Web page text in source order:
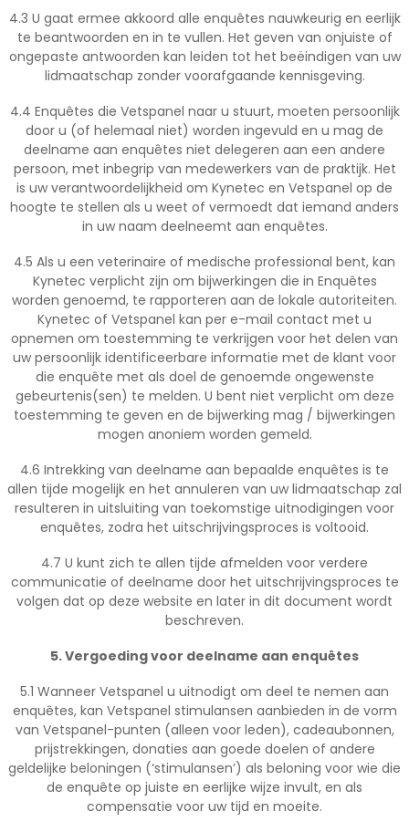
4.3 U gaat ermee akkoord alle enquêtes nauwkeurig en eerlijk
te beantwoorden en in te vullen. Het geven van onjuiste of
ongepaste antwoorden kan leiden tot het beëindigen van uw
lidmaatschap zonder voorafgaande kennisgeving.
4.4 Enquêtes die Vetspanel naar u stuurt, moeten persoonlijk
door u (of helemaal niet) worden ingevuld en u mag de
deelname aan enquêtes niet delegeren aan een andere
persoon, met inbegrip van medewerkers van de praktijk. Het
is uw verantwoordelijkheid om Kynetec en Vetspanel op de
hoogte te stellen als u weet of vermoedt dat iemand anders
in uw naam deelneemt aan enquêtes.
4.5 Als u een veterinaire of medische professional bent, kan
Kynetec verplicht zijn om bijwerkingen die in Enquêtes
worden genoemd, te rapporteren aan de lokale autoriteiten.
Kynetec of Vetspanel kan per e-mail contact met u
opnemen om toestemming te verkrijgen voor het delen van
uw persoonlijk identificeerbare informatie met de klant voor
die enquête met als doel de genoemde ongewenste
gebeurtenis(sen) te melden. U bent niet verplicht om deze
toestemming te geven en de bijwerking mag / bijwerkingen
mogen anoniem worden gemeld.
4.6 Intrekking van deelname aan bepaalde enquêtes is te
allen tijde mogelijk en het annuleren van uw lidmaatschap zal
resulteren in uitsluiting van toekomstige uitnodigingen voor
enquêtes, zodra het uitschrijvingsproces is voltooid.
4.7 U kunt zich te allen tijde afmelden voor verdere
communicatie of deelname door het uitschrijvingsproces te
volgen dat op deze website en later in dit document wordt
beschreven.
5. Vergoeding voor deelname aan enquêtes
5.1 Wanneer Vetspanel u uitnodigt om deel te nemen aan
enquêtes, kan Vetspanel stimulansen aanbieden in de vorm
van Vetspanel-punten (alleen voor leden), cadeaubonnen,
prijstrekkingen, donaties aan goede doelen of andere
geldelijke beloningen (‘stimulansen’) als beloning voor wie die
de enquête op juiste en eerlijke wijze invult, en als
compensatie voor uw tijd en moeite.